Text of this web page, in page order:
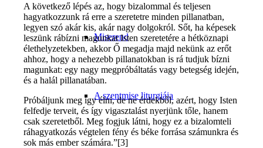
Miserend
A szentmise liturgiája
A következő lépés az, hogy bizalommal és teljesen
hagyatkozzunk rá erre a szeretetre minden pillanatban,
legyen szó akár kis, akár nagy dolgokról. Sőt, ha képesek
leszünk rábízni magunkat Isten szeretetére a hétköznapi
élethelyzetekben, akkor Ő megadja majd nekünk az erőt
ahhoz, hogy a nehezebb pillanatokban is rá tudjuk bízni
magunkat: egy nagy megpróbáltatás vagy betegség idején,
és a halál pillanatában.
Próbáljunk meg így élni, de ne érdekből, azért, hogy Isten
felfedje terveit, és így vigasztalást nyerjünk tőle, hanem
csak szeretetből. Meg fogjuk látni, hogy ez a bizalomteli
ráhagyatkozás végtelen fény és béke forrása számunkra és
sok más ember számára.”[3]